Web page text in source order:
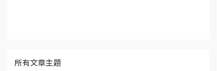
所有文章主題